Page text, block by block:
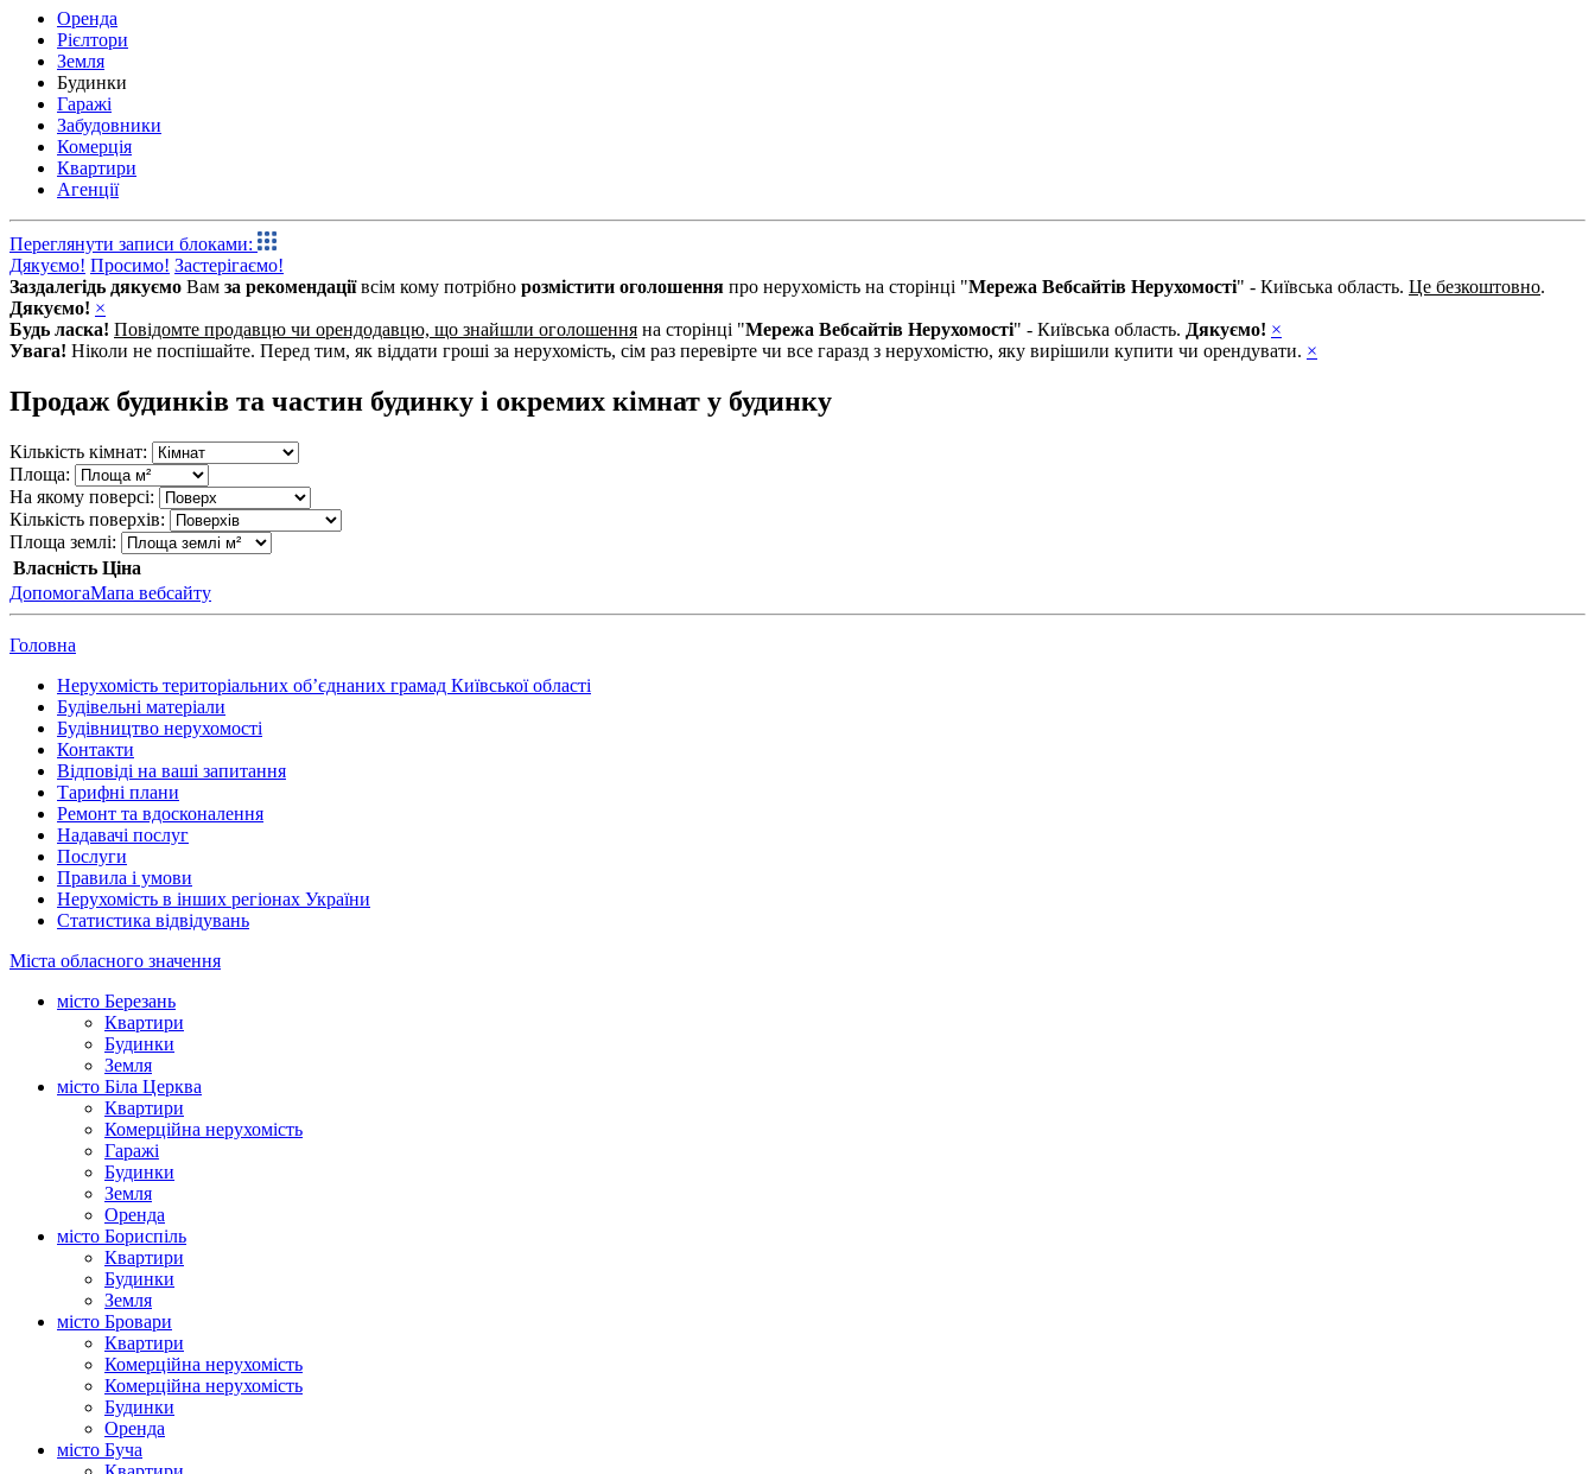
Оренда
Рієлтори
Земля
Будинки
Гаражі
Забудовники
Комерція
Квартири
Агенції
Переглянути записи блоками:
Дякуємо! Просимо! Застерігаємо!
Заздалегідь дякуємо Вам за рекомендаціївсім кому потрібно розмістити оголошення про нерухомість на сторінці "Мережа Вебсайтів Нерухомості" - Київська область. Це безкоштовно.
Дякуємо! ×
Будь ласка! Повідомте продавцю чи орендодавцю, що знайшли оголошення на сторінці "Мережа Вебсайтів Нерухомості" - Київська область. Дякуємо! ×
Увага! Ніколи не поспішайте. Перед тим, як віддати гроші за нерухомість, сім раз перевірте чи все гаразд з нерухомістю, яку вирішили купити чи орендувати. ×
Продаж будинків та частин будинку і окремих кімнат у будинку
Кількість кімнат:
Площа:
На якому поверсі:
Кількість поверхів:
Площа землі:
Власність Ціна
ДопомогаМапа вебсайту
Головна
Нерухомість територіальних об’єднаних грамад Київської області
Будівельні матеріали
Будівництво нерухомості
Контакти
Відповіді на ваші запитання
Тарифні плани
Ремонт та вдосконалення
Надавачі послуг
Послуги
Правила і умови
Нерухомість в інших регіонах України
Статистика відвідувань
Міста обласного значення
місто Березань
Квартири
Будинки
Земля
місто Біла Церква
Квартири
Комерційна нерухомість
Гаражі
Будинки
Земля
Оренда
місто Бориспіль
Квартири
Будинки
Земля
місто Бровари
Квартири
Комерційна нерухомість
Комерційна нерухомість
Будинки
Оренда
місто Буча